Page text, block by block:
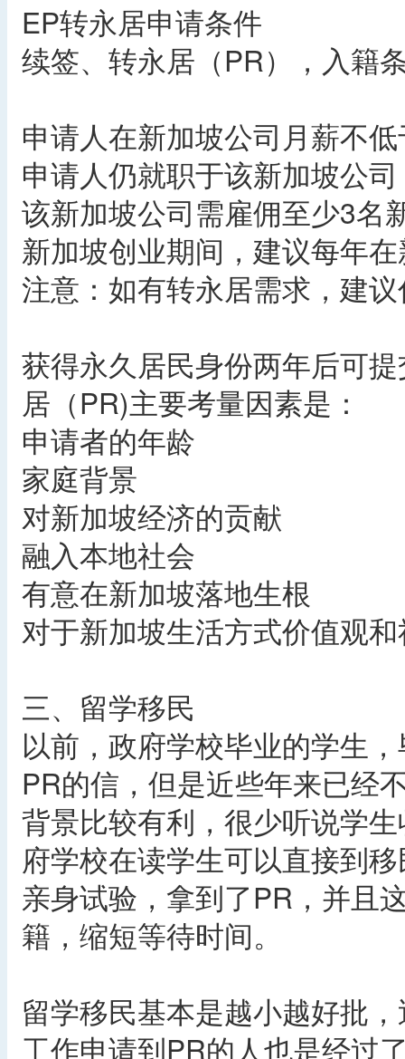
EP转永居申请条件
续签、转永居（PR），入籍
申请人在新加坡公司月薪不
申请人仍就职于该新加坡公
该新加坡公司需雇佣至少3名
新加坡创业期间，建议每年
注意：如有转永居需求，建
获得永久居民身份两年后可
居（PR)主要考量因素是：
申请者的年龄
家庭背景
对新加坡经济的贡献
融入本地社会
有意在新加坡落地生根
对于新加坡生活方式价值观
三、留学移民
以前，政府学校毕业的学生
PR的信，但是近些年来已经
背景比较有利，很少听说学
府学校在读学生可以直接到
亲身试验，拿到了PR，并且
籍，缩短等待时间。
留学移民基本是越小越好批
工作申请到PR的人也是经过